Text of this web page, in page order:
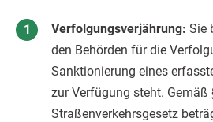
Verfolgungsverjährung: Sie
den Behörden für die
Sanktionierung eines
zur Verfügung steht. Gemäß
Straßenverkehrsgesetz